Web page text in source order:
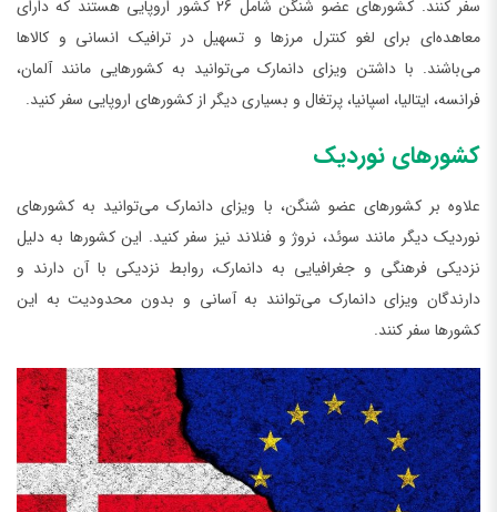
سفر کنند. کشورهای عضو شنگن شامل 26 کشور اروپایی هستند که دارای
معاهده‌ای برای لغو کنترل مرزها و تسهیل در ترافیک انسانی و کالاها
می‌باشند. با داشتن ویزای دانمارک می‌توانید به کشورهایی مانند آلمان،
فرانسه، ایتالیا، اسپانیا، پرتغال و بسیاری دیگر از کشورهای اروپایی سفر کنید.
کشورهای نوردیک
علاوه بر کشورهای عضو شنگن، با ویزای دانمارک می‌توانید به کشورهای
نوردیک دیگر مانند سوئد، نروژ و فنلاند نیز سفر کنید. این کشورها به دلیل
نزدیکی فرهنگی و جغرافیایی به دانمارک، روابط نزدیکی با آن دارند و
دارندگان ویزای دانمارک می‌توانند به آسانی و بدون محدودیت به این
کشورها سفر کنند.